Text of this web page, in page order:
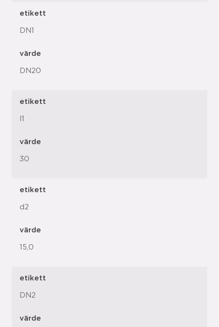
etikett
DN1
värde
DN20
etikett
l1
värde
30
etikett
d2
värde
15,0
etikett
DN2
värde